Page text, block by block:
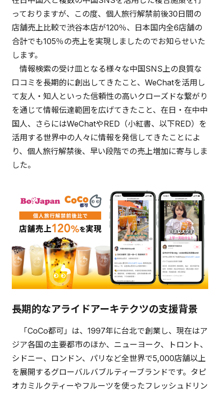
っておりますが、この度、個人旅行解禁前後30日間の
店舗売上比較で渋谷本店が120％、日本国内全6店舗の
合計でも105％の売上を実現しましたのでお知らせいた
します。
情報検索の受け皿となる様々な中国SNS上の良質な
口コミを長期的に創出してきたこと、WeChatを活用し
て友人・知人といった信頼性の高いクローズドな繋がり
を通じて情報伝達範囲を広げてきたこと、在日・在中中
国人、さらにはWeChatやRED（小紅書、以下RED）を
活用する世界中の人々に情報を発信してきたことによ
り、個人旅行解禁後、早い段階での売上増加に寄与しま
した。
長期的なアライドアーキテクツの支援背景
「CoCo都可」は、1997年に台北で創業し、現在はア
ジア各国の主要都市のほか、ニューヨーク、トロント、
シドニー、ロンドン、パリなど全世界で5,000店舗以上
を展開するグローバルバブルティーブランドです。タピ
オカミルクティーやフルーツを使ったフレッシュドリン